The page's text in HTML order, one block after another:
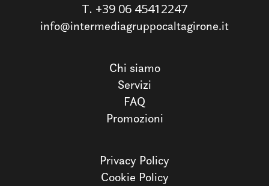
T. +39 06 45412247
info@intermediagruppocaltagirone.it
Chi siamo
Servizi
FAQ
Promozioni
Privacy Policy
Cookie Policy